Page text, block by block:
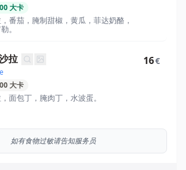
大卡
番茄，腌制甜椒，黄瓜，菲达奶酪，
。
拉
大卡
面包丁，腌肉丁，水波蛋。
16€
如有食物过敏请告知服务员